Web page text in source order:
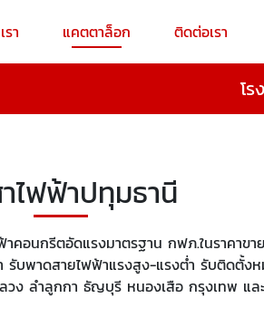
รา แคตตาล็อก ติดต่อเรา
โ
ไฟฟ้าปทุมธานี
าคอนกรีตอัดแรงมาตรฐาน กฟภ.ในราคาข
า รับพาดสายไฟฟ้าแรงสูง-แรงต่ำ รับติดตั้
ง ลำลูกกา ธัญบุรี หนองเสือ กรุงเทพ แล